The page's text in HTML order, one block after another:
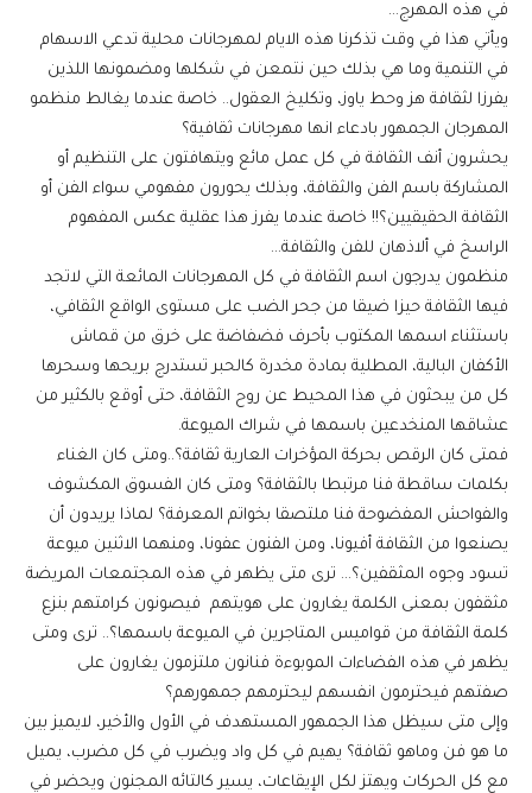
في هذه المهرج…
ويأتي هذا في وقت تذكرنا هذه الايام لمهرجانات محلية تدعي الاسهام
في التنمية وما هي بذلك حين نتمعن في شكلها ومضمونها اللذين
يفرزا لثقافة هز وحط ياوز، وتكليخ العقول.. خاصة عندما يغالط منظمو
المهرجان الجمهور بادعاء انها مهرجانات ثقافية؟
يحشرون أنف الثقافة في كل عمل مائع ويتهافتون على التنظيم أو
المشاركة باسم الفن والثقافة، وبذلك يحورون مفهومي سواء الفن أو
الثقافة الحقيقيين؟!! خاصة عندما يفرز هذا عقلية عكس المفهوم
الراسخ في ألاذهان للفن والثقافة…
منظمون يدرجون اسم الثقافة في كل المهرجانات المائعة التي لاتجد
فيها الثقافة حيزا ضيقا من جحر الضب على مستوى الواقع الثقافي،
باستثناء اسمها المكتوب بأحرف فضفاضة على خرق من قماش
الأكفان البالية، المطلية بمادة مخدرة كالحبر تستدرج بريحها وسحرها
كل من يبحثون في هذا المحيط عن روح الثقافة، حتى أوقع بالكثير من
عشاقها المنخدعين باسمها في شراك الميوعة.
فمتى كان الرقص بحركة المؤخرات العارية ثقافة؟..ومتى كان الغناء
بكلمات ساقطة فنا مرتبطا بالثقافة؟ ومتى كان الفسوق المكشوف
والفواحش المفضوحة فنا ملتصقا بخواتم المعرفة؟ لماذا يريدون أن
يصنعوا من الثقافة أفيونا، ومن الفنون عفونا، ومنهما الاثنين ميوعة
تسود وجوه المثقفين؟… ترى متى يظهر في هذه المجتمعات المريضة
مثقفون بمعنى الكلمة يغارون على هويتهم فيصونون كرامتهم بنزع
كلمة الثقافة من قواميس المتاجرين في الميوعة باسمها؟.. ترى ومتى
يظهر في هذه الفضاءات الموبوءة فنانون ملتزمون يغارون على
صفتهم فيحترمون انفسهم ليحترمهم جمهورهم؟
وإلى متى سيظل هذا الجمهور المستهدف في الأول والأخير، لايميز بين
ما هو فن وماهو ثقافة؟ يهيم في كل واد ويضرب في كل مضرب، يميل
مع كل الحركات ويهتز لكل الإيقاعات، يسير كالتائه المجنون ويحضر في